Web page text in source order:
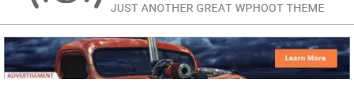
ES-
MEXICO.COM